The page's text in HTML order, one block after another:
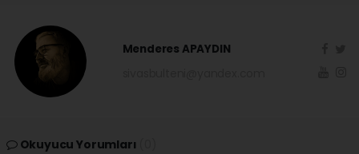
Menderes APAYDIN
Okuyucu Yorumları